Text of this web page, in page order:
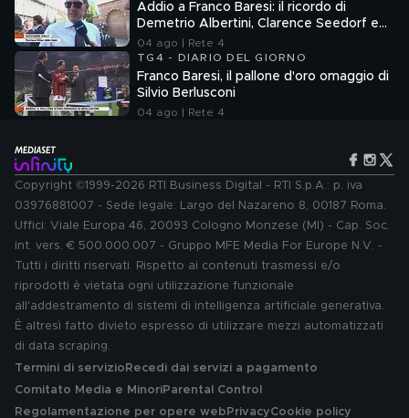
Addio a Franco Baresi: il ricordo di
Demetrio Albertini, Clarence Seedorf e
Giovanni Galli
04 ago | Rete 4
TG4 - DIARIO DEL GIORNO
Franco Baresi, il pallone d'oro omaggio di
Silvio Berlusconi
04 ago | Rete 4
Copyright ©1999-2026 RTI Business Digital - RTI S.p.A.: p. iva
03976881007 - Sede legale: Largo del Nazareno 8, 00187 Roma.
Uffici: Viale Europa 46, 20093 Cologno Monzese (MI) - Cap. Soc.
int. vers. € 500.000.007 - Gruppo MFE Media For Europe N.V. -
Tutti i diritti riservati. Rispetto ai contenuti trasmessi e/o
riprodotti è vietata ogni utilizzazione funzionale
all'addestramento di sistemi di intelligenza artificiale generativa.
È altresì fatto divieto espresso di utilizzare mezzi automatizzati
di data scraping.
Termini di servizio Recedi dai servizi a pagamento
Comitato Media e MinoriParental Control
Regolamentazione per opere web PrivacyCookie policy